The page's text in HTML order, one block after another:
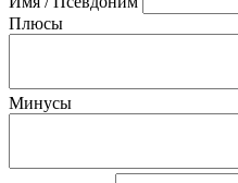
Плюсы
Минусы